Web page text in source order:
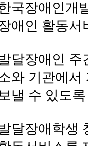
국장애인개
애인 활동서
발달장애인 주
와 기관에서
낼 수 있도
발달장애학생